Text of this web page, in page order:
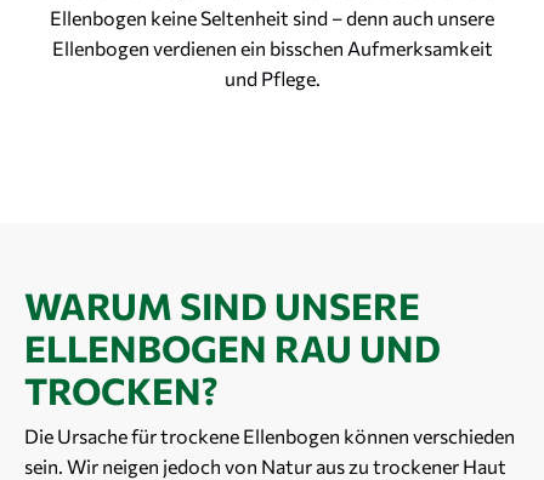
Ellenbogen keine Seltenheit sind – denn auch unsere
Ellenbogen verdienen ein bisschen Aufmerksamkeit
und Pflege.
WARUM SIND UNSERE
ELLENBOGEN RAU UND
TROCKEN?
Die Ursache für trockene Ellenbogen können verschieden
sein. Wir neigen jedoch von Natur aus zu trockener Haut